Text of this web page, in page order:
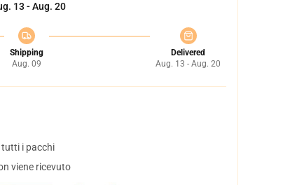
13 - Aug. 20
Shipping
Aug. 09
Delivered
Aug. 13 - Aug. 20
i pacchi
viene ricevuto